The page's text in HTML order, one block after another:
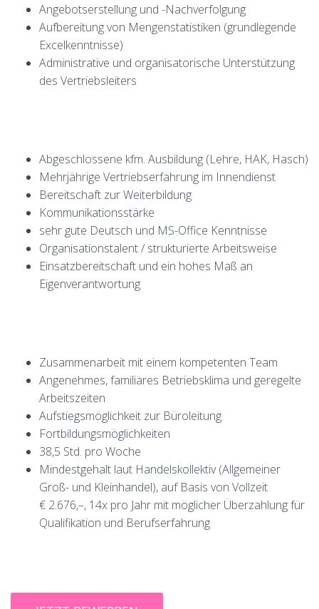
Angebotserstellung und -Nachverfolgung
Aufbereitung von Mengenstatistiken (grundlegende
Excelkenntnisse)
Administrative und organisatorische Unterstützung
des Vertriebsleiters
Abgeschlossene kfm. Ausbildung (Lehre, HAK, Hasch)
Mehrjährige Vertriebserfahrung im Innendienst
Bereitschaft zur Weiterbildung
Kommunikationsstärke
sehr gute Deutsch und MS-Office Kenntnisse
Organisationstalent / strukturierte Arbeitsweise
Einsatzbereitschaft und ein hohes Maß an
Eigenverantwortung
Zusammenarbeit mit einem kompetenten Team
Angenehmes, familiäres Betriebsklima und geregelte
Arbeitszeiten
Aufstiegsmöglichkeit zur Büroleitung
Fortbildungsmöglichkeiten
38,5 Std. pro Woche
Mindestgehalt laut Handelskollektiv (Allgemeiner
Groß- und Kleinhandel), auf Basis von Vollzeit
€ 2.676,–, 14x pro Jahr mit möglicher Überzahlung für
Qualifikation und Berufserfahrung